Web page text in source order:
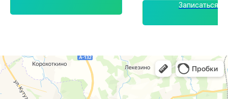
Записаться
ул. Рыленкова, 11 Б
ул. Рыленкова, 40
пр-д Трамвайный, 6
ул. Шевченко, 65
ул. Рокоссовского, 65
г. Одинцово
ул. Говорова, 85